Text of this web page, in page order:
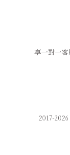
享一對一
2017-